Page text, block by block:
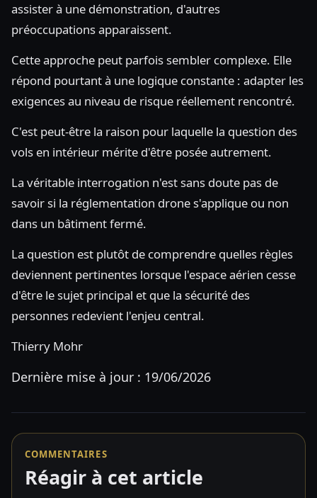
assister à une démonstration, d'autres
préoccupations apparaissent.
Cette approche peut parfois sembler complexe. Elle
répond pourtant à une logique constante : adapter les
exigences au niveau de risque réellement rencontré.
C'est peut-être la raison pour laquelle la question des
vols en intérieur mérite d'être posée autrement.
La véritable interrogation n'est sans doute pas de
savoir si la réglementation drone s'applique ou non
dans un bâtiment fermé.
La question est plutôt de comprendre quelles règles
deviennent pertinentes lorsque l'espace aérien cesse
d'être le sujet principal et que la sécurité des
personnes redevient l'enjeu central.
Thierry Mohr
Dernière mise à jour : 19/06/2026
COMMENTAIRES
Réagir à cet article